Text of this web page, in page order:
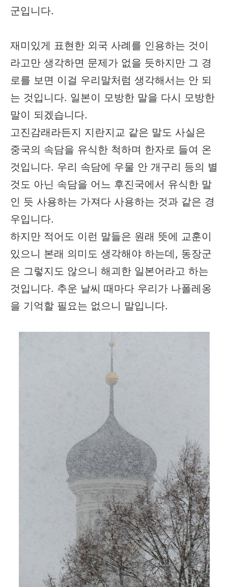
군입니다.
재미있게 표현한 외국 사례를 인용하는 것이
라고만 생각하면 문제가 없을 듯하지만 그 경
로를 보면 이걸 우리말처럼 생각해서는 안 되
는 것입니다. 일본이 모방한 말을 다시 모방한
말이 되겠습니다.
고진감래라든지 지란지교 같은 말도 사실은
중국의 속담을 유식한 척하며 한자로 들여 온
것입니다. 우리 속담에 우물 안 개구리 등의 별
것도 아닌 속담을 어느 후진국에서 유식한 말
인 듯 사용하는 가져다 사용하는 것과 같은 경
우입니다.
하지만 적어도 이런 말들은 원래 뜻에 교훈이
있으니 본래 의미도 생각해야 하는데, 동장군
은 그렇지도 않으니 해괴한 일본어라고 하는
것입니다. 추운 날씨 때마다 우리가 나폴레옹
을 기억할 필요는 없으니 말입니다.